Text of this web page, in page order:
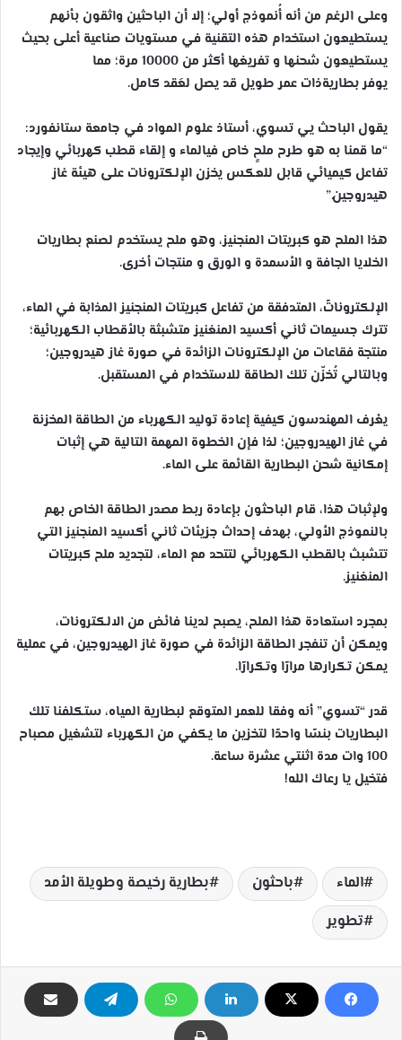
وعلى الرغم من أنه أُنموذج أولي؛ إلا أن الباحثين واثقون بأنهم
يستطيعون استخدام هذه التقنية في مستويات صناعية أعلى بحيث
يستطيعون شحنها و تفريغها أكثر من 10000 مرة؛ مما
يوفر بطاريةذات عمر طويل قد يصل لعَقد كامل.
يقول الباحث يي تسوي، أستاذ علوم المواد في جامعة ستانفورد:
“ما قمنا به هو طرح ملحٍ خاص فيالماء و إلقاء قطب كهربائي وإيجاد
تفاعل كيميائي قابل للعكس يخزن الإلكترونات على هيئة غاز
هيدروجين.”
هذا الملح هو كبريتات المنجنيز، وهو ملح يستخدم لصنع بطاريات
الخلايا الجافة و الأسمدة و الورق و منتجات أخرى.
الإلكتروناتً، المتدفقة من تفاعل كبريتات المنجنيز المذابة في الماء،
تترك جسيمات ثاني أكسيد المنغنيز متشبثة بالأقطاب الكهربائية؛
منتجة فقاعات من الإلكترونات الزائدة في صورة غاز هيدروجين؛
وبالتالي تُخزّن تلك الطاقة للاستخدام في المستقبل.
يعْرف المهندسون كيفية إعادة توليد الكهرباء من الطاقة المخزنة
في غاز الهيدروجين؛ لذا فإن الخطوة المهمة التالية هي إثبات
إمكانية شحن البطارية القائمة على الماء.
ولإثبات هذا، قام الباحثون بإعادة ربط مصدر الطاقة الخاص بهم
بالنموذج الأولي، بهدف إحداث جزيئات ثاني أكسيد المنجنيز التي
تتشبث بالقطب الكهربائي لتتحد مع الماء، لتجديد ملح كبريتات
المنغنيز.
بمجرد استعادة هذا الملح، يصبح لدينا فائض من الالكترونات،
ويمكن أن تنفجر الطاقة الزائدة في صورة غاز الهيدروجين، في عملية
يمكن تكرارها مرارًا وتكرارًا.
قدر “تسوي” أنه وفقا للعمر المتوقع لبطارية المياه، ستكلفنا تلك
البطاريات بنسًا واحدًا لتخزين ما يكفي من الكهرباء لتشغيل مصباح
100 وات مدة اثنتي عشرة ساعة.
فتخيل يا رعاك الله!
الماء باحثون
بطارية رخيصة وطويلة الأمد
تطوير